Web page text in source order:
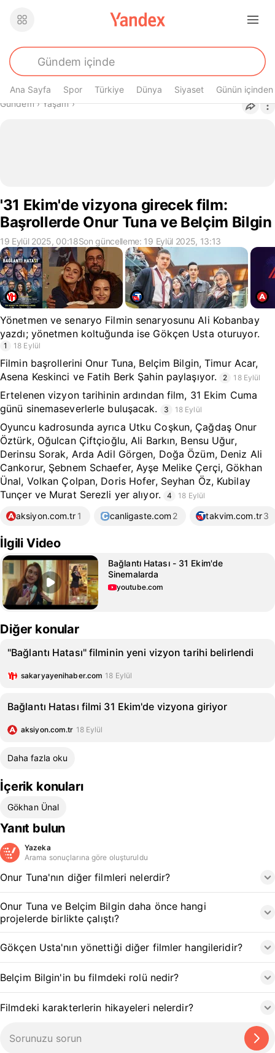
Ana Sayfa Spor Türkiye Dünya Siyaset Günün içinden
Buradasın
Gündem› Yaşam›
'31 Ekim'de vizyona girecek film:
Başrollerde Onur Tuna ve Belçim Bilgin
19 Eylül 2025, 00:18Son güncelleme: 19 Eylül 2025, 13:13
Yönetmen ve senaryo Filmin senaryosunu Ali Kobanbay
yazdı; yönetmen koltuğunda ise Gökçen Usta oturuyor.
1 18 Eylül
Filmin başrollerini Onur Tuna, Belçim Bilgin, Timur Acar,
Asena Keskinci ve Fatih Berk Şahin paylaşıyor.
2 18 Eylül
Ertelenen vizyon tarihinin ardından film, 31 Ekim Cuma
günü sinemaseverlerle buluşacak.
3 18 Eylül
Oyuncu kadrosunda ayrıca Utku Coşkun, Çağdaş Onur
Öztürk, Oğulcan Çiftçioğlu, Ali Barkın, Bensu Uğur,
Derinsu Sorak, Arda Adil Görgen, Doğa Özüm, Deniz Ali
Cankorur, Şebnem Schaefer, Ayşe Melike Çerçi, Gökhan
Ünal, Volkan Çolpan, Doris Hofer, Seyhan Öz, Kubilay
Tunçer ve Murat Serezli yer alıyor.
4 18 Eylül
aksiyon.com.tr 1 canligaste.com 2 takvim.com.tr3
İlgili Video
Bağlantı Hatası - 31 Ekim'de
Sinemalarda
youtube.com
Diğer konular
"Bağlantı Hatası" filminin yeni vizyon tarihi belirlendi
sakaryayenihaber.com 18 Eylül
Bağlantı Hatası filmi 31 Ekim'de vizyona giriyor
aksiyon.com.tr 18 Eylül
Daha fazla oku
İçerik konuları
Gökhan Ünal
Yanıt bulun
Yazeka
Arama sonuçlarına göre oluşturuldu
Onur Tuna'nın diğer filmleri nelerdir?
Onur Tuna ve Belçim Bilgin daha önce hangi
projelerde birlikte çalıştı?
Gökçen Usta'nın yönettiği diğer filmler hangileridir?
Belçim Bilgin'in bu filmdeki rolü nedir?
Filmdeki karakterlerin hikayeleri nelerdir?